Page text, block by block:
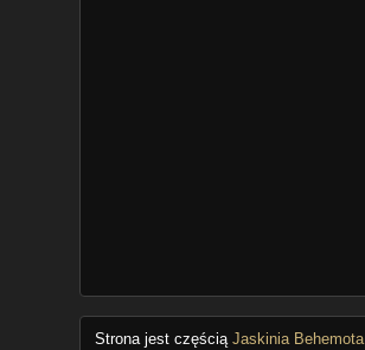
Strona jest częściąJaskinia Behemota